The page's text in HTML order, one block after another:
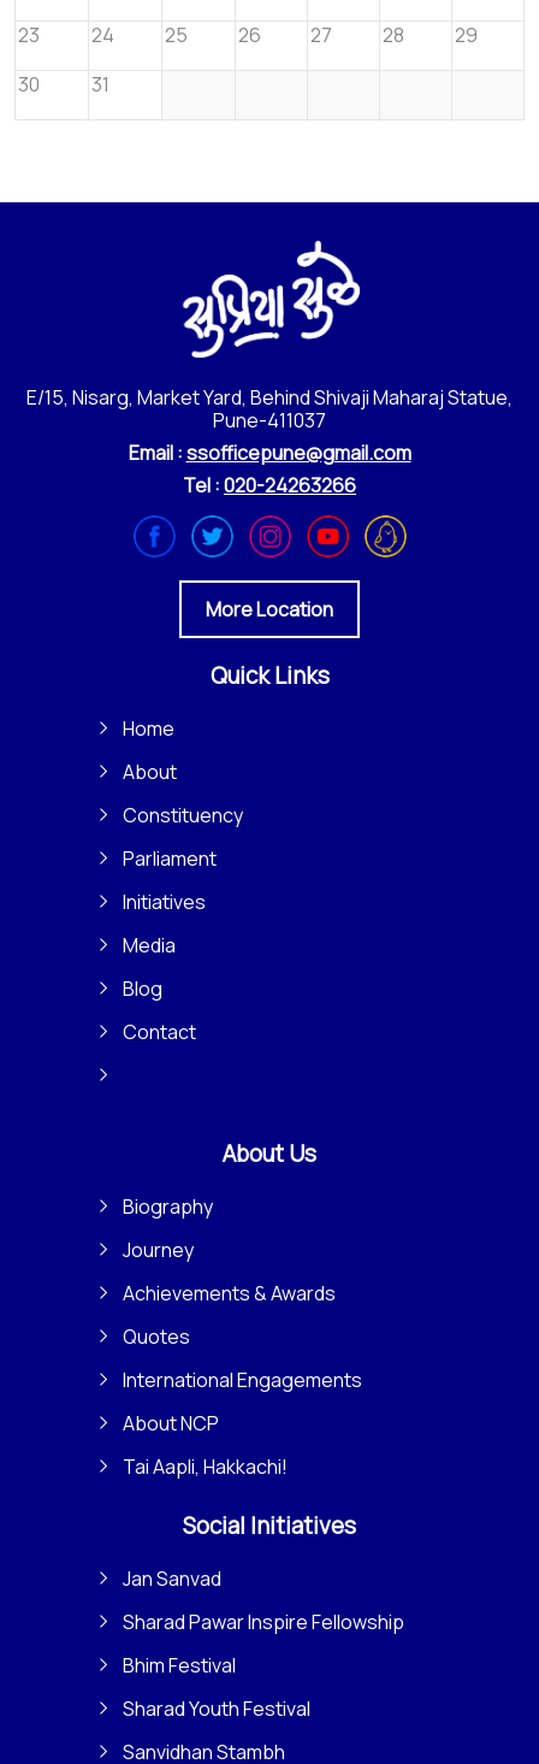
23
24 25 26 27 28
29
30
31
E/15, Nisarg, Market Yard, Behind Shivaji Maharaj Statue,
Pune-411037
Email :ssofficepune@gmail.com
Tel :020-24263266
More Location
Quick Links
Home
About
Constituency
Parliament
Initiatives
Media
Blog
Contact
About Us
Biography
Journey
Achievements & Awards
Quotes
International Engagements
About NCP
Tai Aapli, Hakkachi!
Social Initiatives
Jan Sanvad
Sharad Pawar Inspire Fellowship
Bhim Festival
Sharad Youth Festival
Sanvidhan Stambh